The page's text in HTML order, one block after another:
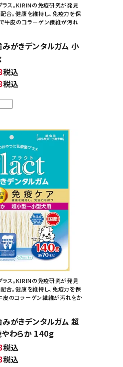
ス。KIRINの免疫研究が発見
配合。健康を維持し、免疫力を保
牛皮のコラーゲン繊維が汚れ
がきデンタルガム 小
税込
税込
ス。KIRINの免疫研究が発見
配合。健康を維持し、免疫力を保
皮のコラーゲン繊維が汚れをか
がきデンタルガム 超
わらか 140g
税込
税込